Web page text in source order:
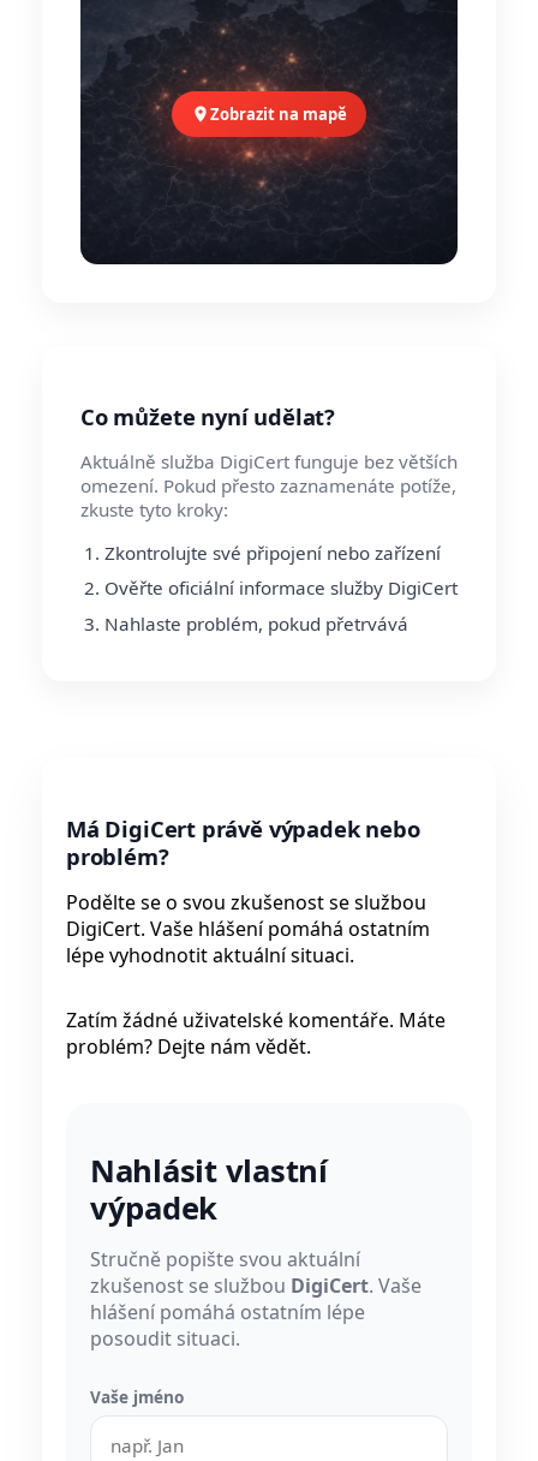
Zobrazit na mapě
Co můžete nyní udělat?
Aktuálně služba DigiCert funguje bez větších
omezení. Pokud přesto zaznamenáte potíže,
zkuste tyto kroky:
Zkontrolujte své připojení nebo zařízení
Ověřte oficiální informace služby DigiCert
Nahlaste problém, pokud přetrvává
Má DigiCert právě výpadek nebo
problém?
Podělte se o svou zkušenost se službou
DigiCert. Vaše hlášení pomáhá ostatním
lépe vyhodnotit aktuální situaci.
Zatím žádné uživatelské komentáře. Máte
problém? Dejte nám vědět.
Nahlásit vlastní
výpadek
Stručně popište svou aktuální
zkušenost se službou DigiCert. Vaše
hlášení pomáhá ostatním lépe
posoudit situaci.
Vaše jméno